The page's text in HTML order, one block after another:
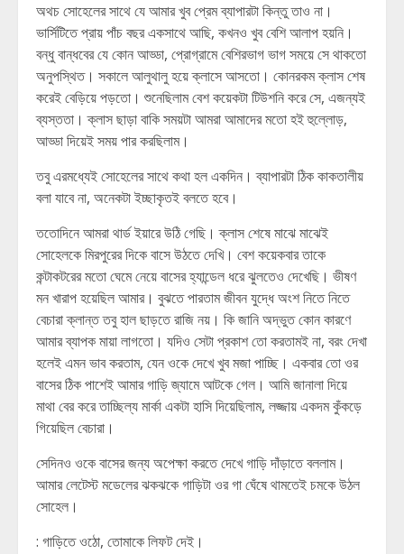
অথচ সোহেলের সাথে যে আমার খুব প্রেম ব্যাপারটা কিন্তু তাও না।
ভার্সিটিতে প্রায় পাঁচ বছর একসাথে আছি, কখনও খুব বেশি আলাপ হয়নি।
বন্ধু বান্ধবের যে কোন আড্ডা, প্রোগ্রামে বেশিরভাগ ভাগ সময়ে সে থাকতো
অনুপস্থিত। সকালে আলুথালু হয়ে ক্লাসে আসতো। কোনরকম ক্লাস শেষ
করেই বেড়িয়ে পড়তো। শুনেছিলাম বেশ কয়েকটা টিউশনি করে সে, এজন্যই
ব্যস্ততা। ক্লাস ছাড়া বাকি সময়টা আমরা আমাদের মতো হই হুল্লোড়,
আড্ডা দিয়েই সময় পার করছিলাম।
তবু এরমধ্যেই সোহেলের সাথে কথা হল একদিন। ব্যাপারটা ঠিক কাকতালীয়
বলা যাবে না, অনেকটা ইচ্ছাকৃতই বলতে হবে।
ততোদিনে আমরা থার্ড ইয়ারে উঠি গেছি। ক্লাস শেষে মাঝে মাঝেই
সোহেলকে মিরপুরের দিকে বাসে উঠতে দেখি। বেশ কয়েকবার তাকে
কন্টাকটরের মতো ঘেমে নেয়ে বাসের হ্যান্ডেল ধরে ঝুলতেও দেখেছি। ভীষণ
মন খারাপ হয়েছিল আমার। বুঝতে পারতাম জীবন যুদ্ধে অংশ নিতে নিতে
বেচারা ক্লান্ত তবু হাল ছাড়তে রাজি নয়। কি জানি অদ্ভুত কোন কারণে
আমার ব্যাপক মায়া লাগতো। যদিও সেটা প্রকাশ তো করতামই না, বরং দেখা
হলেই এমন ভাব করতাম, যেন ওকে দেখে খুব মজা পাচ্ছি। একবার তো ওর
বাসের ঠিক পাশেই আমার গাড়ি জ্যামে আটকে গেল। আমি জানালা দিয়ে
মাথা বের করে তাচ্ছিল্য মার্কা একটা হাসি দিয়েছিলাম, লজ্জায় একদম কুঁকড়ে
গিয়েছিল বেচারা।
সেদিনও ওকে বাসের জন্য অপেক্ষা করতে দেখে গাড়ি দাঁড়াতে বললাম।
আমার লেটেস্ট মডেলের ঝকঝকে গাড়িটা ওর গা ঘেঁষে থামতেই চমকে উঠল
সোহেল।
: গাড়িতে ওঠো, তোমাকে লিফট দেই।